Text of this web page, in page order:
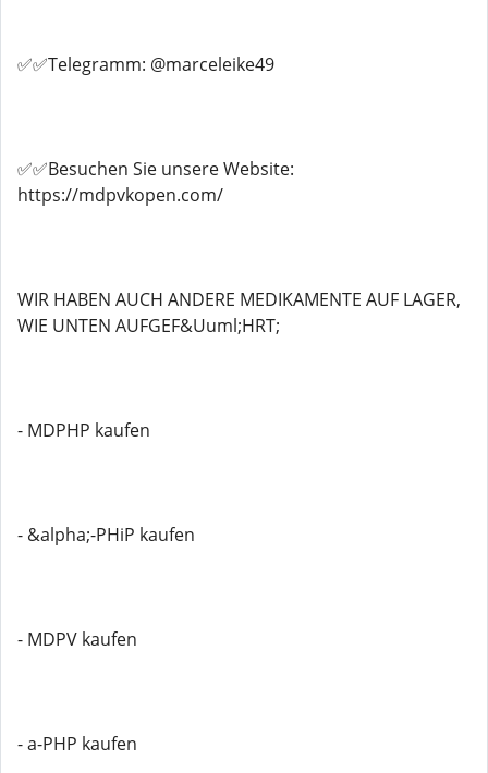
✅✅Telegramm: @marceleike49
✅✅Besuchen Sie unsere Website:
https://mdpvkopen.com/
WIR HABEN AUCH ANDERE MEDIKAMENTE AUF LAGER,
WIE UNTEN AUFGEF&Uuml;HRT;
- MDPHP kaufen
- &alpha;-PHiP kaufen
- MDPV kaufen
- a-PHP kaufen